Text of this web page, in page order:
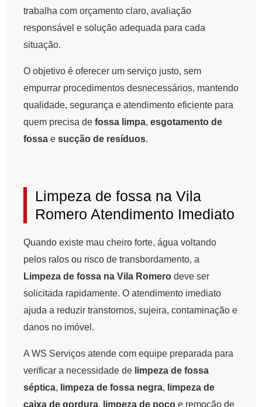
trabalha com orçamento claro, avaliação
responsável e solução adequada para cada
situação.
O objetivo é oferecer um serviço justo, sem
empurrar procedimentos desnecessários, mantendo
qualidade, segurança e atendimento eficiente para
quem precisa de fossa limpa, esgotamento de
fossa e sucção de resíduos.
Limpeza de fossa na Vila
Romero Atendimento Imediato
Quando existe mau cheiro forte, água voltando
pelos ralos ou risco de transbordamento, a
Limpeza de fossa na Vila Romero deve ser
solicitada rapidamente. O atendimento imediato
ajuda a reduzir transtornos, sujeira, contaminação e
danos no imóvel.
A WS Serviços atende com equipe preparada para
verificar a necessidade de limpeza de fossa
séptica, limpeza de fossa negra, limpeza de
caixa de gordura, limpeza de poço e remoção de